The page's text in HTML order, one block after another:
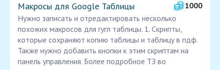
Макросы для Google Таблицы
1000
Нужно записать и отредактировать несколько
похожих макросов для гугл таблицы. 1. Скрипты,
которые сохраняют копию таблицы и таблицу в пдф.
Также нужно добавить кнопки к этим скриптам на
панель управления. Более подробное ТЗ во